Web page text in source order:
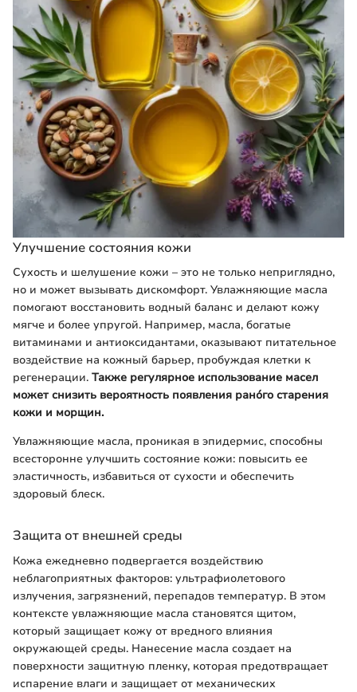
Улучшение состояния кожи
Сухость и шелушение кожи – это не только неприглядно,
но и может вызывать дискомфорт. Увлажняющие масла
помогают восстановить водный баланс и делают кожу
мягче и более упругой. Например, масла, богатые
витаминами и антиоксидантами, оказывают питательное
воздействие на кожный барьер, пробуждая клетки к
регенерации. Также регулярное использование масел
может снизить вероятность появления рано́го старения
кожи и морщин.
Увлажняющие масла, проникая в эпидермис, способны
всесторонне улучшить состояние кожи: повысить ее
эластичность, избавиться от сухости и обеспечить
здоровый блеск.
Защита от внешней среды
Кожа ежедневно подвергается воздействию
неблагоприятных факторов: ультрафиолетового
излучения, загрязнений, перепадов температур. В этом
контексте увлажняющие масла становятся щитом,
который защищает кожу от вредного влияния
окружающей среды. Нанесение масла создает на
поверхности защитную пленку, которая предотвращает
испарение влаги и защищает от механических